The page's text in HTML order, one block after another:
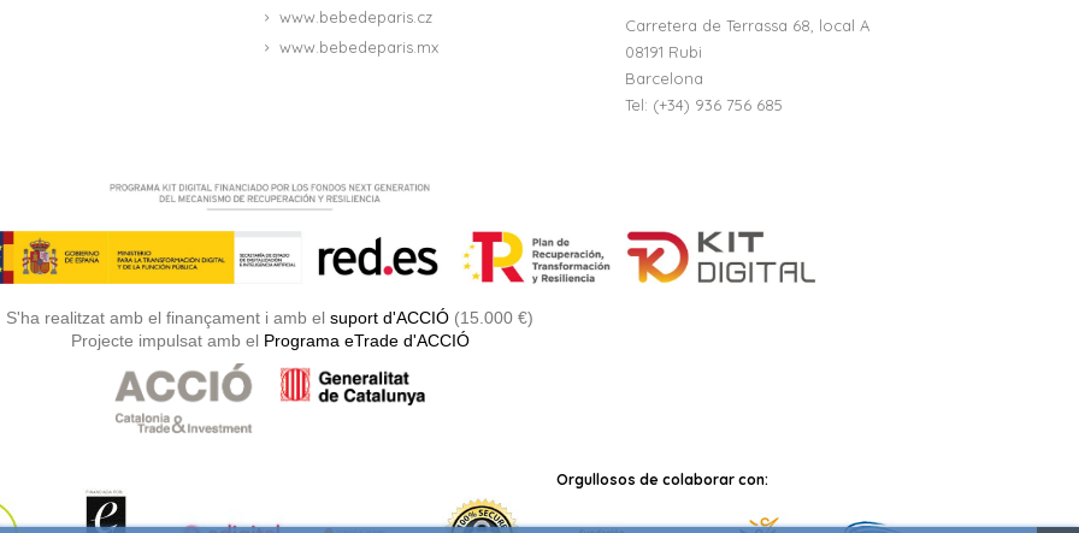
www.bebedeparis.cz
www.bebedeparis.mx
Carretera de Terrassa 68, local A
08191 Rubi
Barcelona
Tel: (+34) 936 756 685
S'ha realitzat amb el finançament i amb el suport d'ACCIÓ (15.000 €)
Projecte impulsat amb el Programa eTrade d'ACCIÓ
Orgullosos de colaborar con: